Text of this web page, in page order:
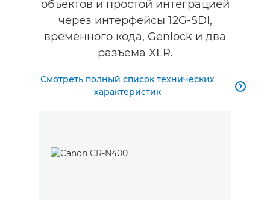
объектов и простой интеграцией
через интерфейсы 12G-SDI,
временного кода, Genlock и два
разъема XLR.
Смотреть полный список технических
характеристик
